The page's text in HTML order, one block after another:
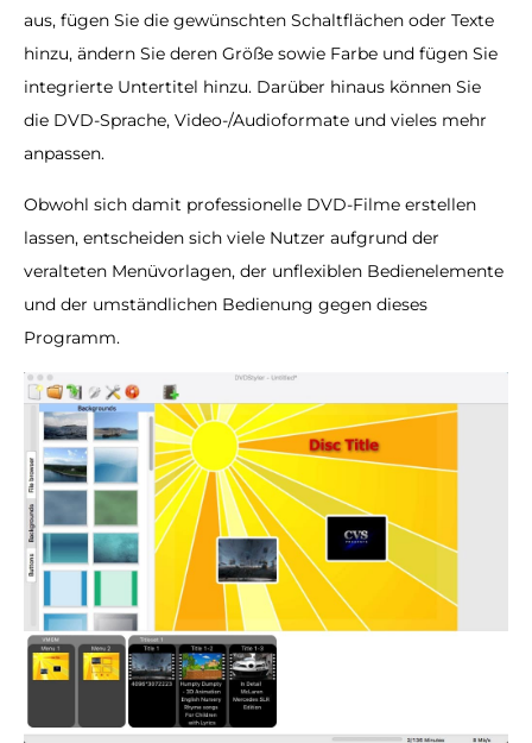
aus, fügen Sie die gewünschten Schaltflächen oder Texte
hinzu, ändern Sie deren Größe sowie Farbe und fügen Sie
integrierte Untertitel hinzu. Darüber hinaus können Sie
die DVD-Sprache, Video-/Audioformate und vieles mehr
anpassen.
Obwohl sich damit professionelle DVD-Filme erstellen
lassen, entscheiden sich viele Nutzer aufgrund der
veralteten Menüvorlagen, der unflexiblen Bedienelemente
und der umständlichen Bedienung gegen dieses
Programm.